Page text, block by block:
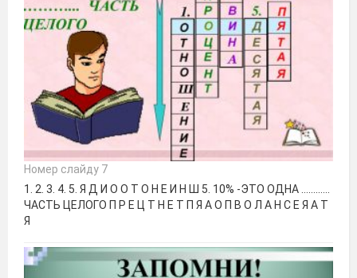
Номер слайду 7
1. 2. 3. 4. 5. Я Д И О О Т О Н Е И Н Ш 5. 10% -ЭТО ОДНА ………...
ЧАСТЬ ЦЕЛОГО П Р Е Ц Т Н Е Т П Я А О П В О Л А Н С Е Я А Т
Я